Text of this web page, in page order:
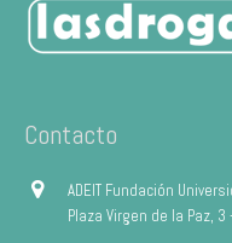
Contacto
ADEIT Fundación
Plaza Virgen de la Paz,